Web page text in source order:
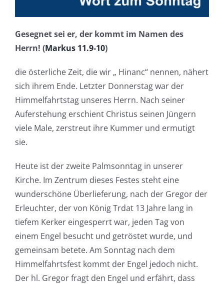
Gesegnet sei er, der kommt im Namen des
Herrn! (Markus 11.9-10)
die österliche Zeit, die wir „ Hinanc“ nennen, nähert
sich ihrem Ende. Letzter Donnerstag war der
Himmelfahrtstag unseres Herrn. Nach seiner
Auferstehung erschient Christus seinen Jüngern
viele Male, zerstreut ihre Kummer und ermutigt
sie.
Heute ist der zweite Palmsonntag in unserer
Kirche. Im Zentrum dieses Festes steht eine
wunderschöne Überlieferung, nach der Gregor der
Erleuchter, der von König Trdat 13 Jahre lang in
tiefem Kerker eingesperrt war, jeden Tag von
einem Engel besucht und getröstet wurde, und
gemeinsam betete. Am Sonntag nach dem
Himmelfahrtsfest kommt der Engel jedoch nicht.
Der hl. Gregor fragt den Engel und erfährt, dass